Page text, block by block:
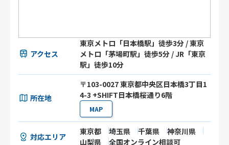
アクセス
東京メトロ「日本橋駅」徒歩3分 / 東京
メトロ「茅場町駅」徒歩5分 / JR「東京
駅」徒歩10分
所在地
〒103-0027 東京都中央区日本橋3丁目1
4-3 +SHIFT日本橋桜通り6階
MAP
対応エリア
東京都 埼玉県 千葉県
神奈川県
山梨県
全国オンライン相談可